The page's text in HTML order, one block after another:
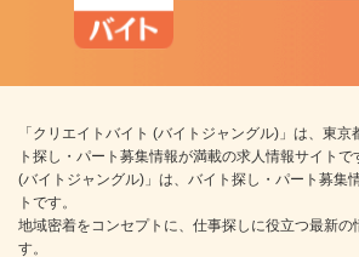
「クリエイトバイト (バイトジャングル)」は、東
ト探し・パート募集情報が満載の求人情報サイトで
(バイトジャングル)」は、バイト探し・パート募集
トです。
地域密着をコンセプトに、仕事探しに役立つ最新の
す。